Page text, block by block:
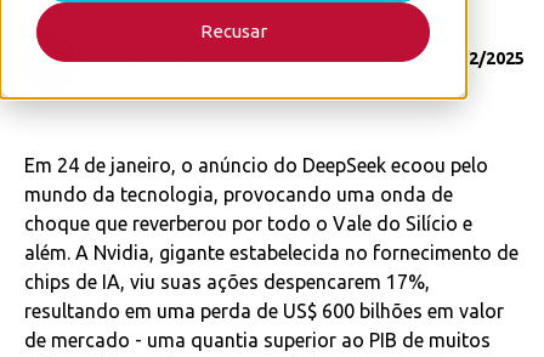
Recusar
Rafael Ennes Publicado em 20/2/2025
Em 24 de janeiro, o anúncio do DeepSeek ecoou pelo
mundo da tecnologia, provocando uma onda de
choque que reverberou por todo o Vale do Silício e
além. A Nvidia, gigante estabelecida no fornecimento de
chips de IA, viu suas ações despencarem 17%,
resultando em uma perda de US$ 600 bilhões em valor
de mercado - uma quantia superior ao PIB de muitos